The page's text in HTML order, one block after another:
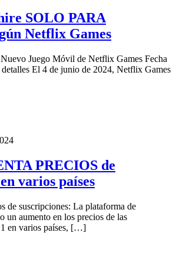
SOLO PARA
Netflix Games​
Juego Móvil de Netflix Games Fecha
El 4 de junio de 2024, Netflix Games
PRECIOS de
varios países
de suscripciones: La plataforma de
un aumento en los precios de las
en varios países, […]